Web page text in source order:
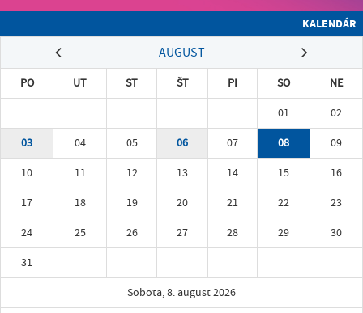
KALENDÁR
AUGUST
PO UT ST ŠT PI SO
NE
01
02
03
04 05 06 07 08
09
10
11 12 13 14 15
16
17
18 19 20 21 22
23
24
25 26 27 28 29
30
31
Sobota, 8. august 2026